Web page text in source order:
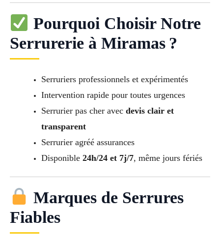
Pourquoi Choisir Notre
Serrurerie à Miramas ?
Serruriers professionnels et expérimentés
Intervention rapide pour toutes urgences
Serrurier pas cher avec devis clair et
transparent
Serrurier agréé assurances
Disponible 24h/24 et 7j/7, même jours fériés
Marques de Serrures
Fiables